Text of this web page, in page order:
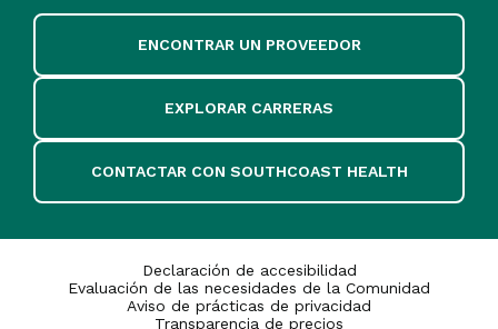
ENCONTRAR UN PROVEEDOR
EXPLORAR CARRERAS
CONTACTAR CON SOUTHCOAST HEALTH
Declaración de accesibilidad
Evaluación de las necesidades de la Comunidad
Aviso de prácticas de privacidad
Transparencia de precios